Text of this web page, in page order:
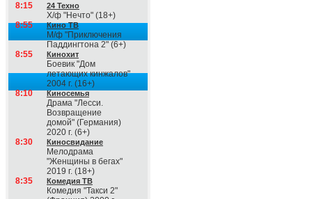
8:15 24 Техно
Х/ф "Нечто" (18+)
8:55
Кино ТВ
М/ф "Приключения
Паддингтона 2" (6+)
8:55
Кинохит
Боевик "Дом
летающих кинжалов"
2004 г. (16+)
8:10
Киносемья
Драма "Лесси.
Возвращение
домой" (Германия)
2020 г. (6+)
8:30
Киносвидание
Мелодрама
"Женщины в бегах"
2019 г. (18+)
8:35
Комедия ТВ
Комедия "Такси 2"